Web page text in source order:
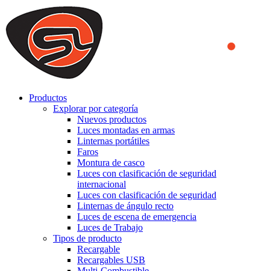
We use cookies to ensure that we provide you the best experience
on our website. By continuing to browse this website, you accept
that cookies are used to help us analyze how the website is used and
to offer you a better experience. To learn more or to find out how
you can disable cookies, you can access our
Productos
Explorar por categoría
Nuevos productos
Luces montadas en armas
Linternas portátiles
Faros
Montura de casco
Luces con clasificación de seguridad
internacional
Luces con clasificación de seguridad
Linternas de ángulo recto
Luces de escena de emergencia
Luces de Trabajo
Tipos de producto
Recargable
Recargables USB